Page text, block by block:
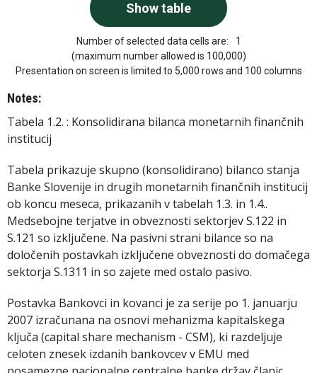
Number of selected data cells are:
1
(maximum number allowed is 100,000)
Presentation on screen is limited to 5,000 rows and 100 columns
Notes:
Tabela 1.2. : Konsolidirana bilanca monetarnih finančnih
institucij
Tabela prikazuje skupno (konsolidirano) bilanco stanja
Banke Slovenije in drugih monetarnih finančnih institucij
ob koncu meseca, prikazanih v tabelah 1.3. in 1.4..
Medsebojne terjatve in obveznosti sektorjev S.122 in
S.121 so izključene. Na pasivni strani bilance so na
določenih postavkah izključene obveznosti do domačega
sektorja S.1311 in so zajete med ostalo pasivo.
Postavka Bankovci in kovanci je za serije po 1. januarju
2007 izračunana na osnovi mehanizma kapitalskega
ključa (capital share mechanism - CSM), ki razdeljuje
celoten znesek izdanih bankovcev v EMU med